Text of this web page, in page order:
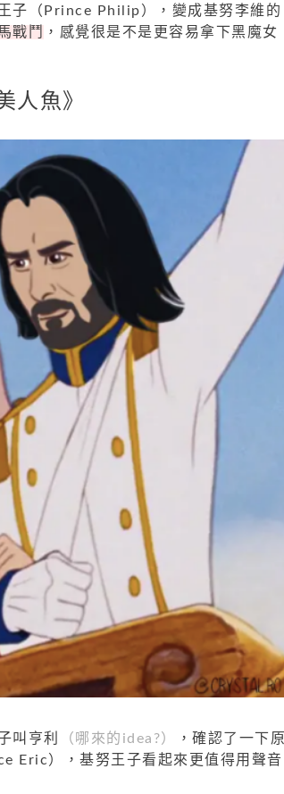
子（Prince Philip），變成基努李維的
戰鬥
，感覺很是不是更容易拿下黑魔女
人魚》
叫亨利 （哪來的idea?）
，確認了一下原
Eric），基努王子看起來更值得用聲音